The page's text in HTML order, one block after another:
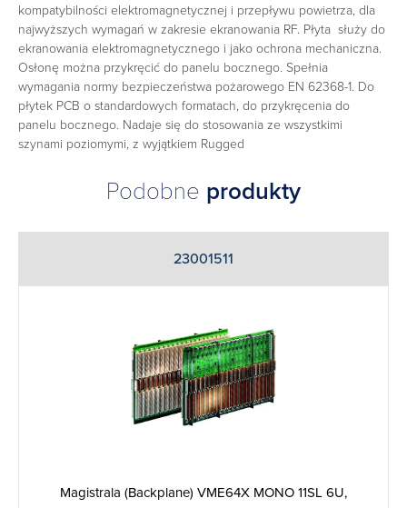
kompatybilności elektromagnetycznej i przepływu powietrza, dla
najwyższych wymagań w zakresie ekranowania RF. Płyta służy do
ekranowania elektromagnetycznego i jako ochrona mechaniczna.
Osłonę można przykręcić do panelu bocznego. Spełnia
wymagania normy bezpieczeństwa pożarowego EN 62368-1. Do
płytek PCB o standardowych formatach, do przykręcenia do
panelu bocznego. Nadaje się do stosowania ze wszystkimi
szynami poziomymi, z wyjątkiem Rugged
Podobne produkty
23001511
Magistrala (Backplane) VME64X MONO 11SL 6U,